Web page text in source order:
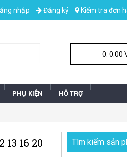
Kiểm tra đơn
Đăng ký
nhập
0: 0.00
PHỤ KIỆN HỖ TRỢ
13 16 20
Tìm kiếm sản